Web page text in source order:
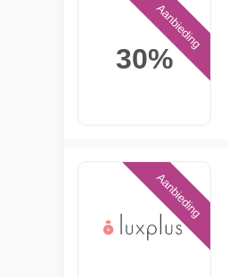
30%
Aanbieding
Aanbieding